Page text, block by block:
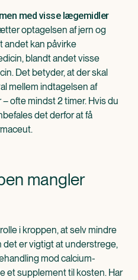
med visse lægemidler
optagelsen af jern og
andet kan påvirke
blandt andet visse
Det betyder, at der skal
mellem indtagelsen af
ofte mindst 2 timer. Hvis du
det derfor at få
mangler
i kroppen, at selv mindre
er vigtigt at understrege,
mod calcium-
et supplement til kosten. Har